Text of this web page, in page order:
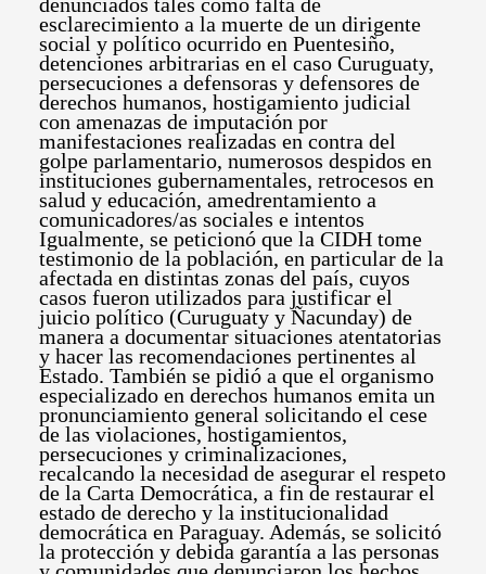
esclarecimiento a la muerte de un dirigente
social y político ocurrido en Puentesiño,
detenciones arbitrarias en el caso Curuguaty,
persecuciones a defensoras y defensores de
derechos humanos, hostigamiento judicial
con amenazas de imputación por
manifestaciones realizadas en contra del
golpe parlamentario, numerosos despidos en
instituciones gubernamentales, retrocesos en
salud y educación, amedrentamiento a
comunicadores/as sociales e intentos
Igualmente, se peticionó que la CIDH tome
testimonio de la población, en particular de la
afectada en distintas zonas del país, cuyos
casos fueron utilizados para justificar el
juicio político (Curuguaty y Ñacunday) de
manera a documentar situaciones atentatorias
y hacer las recomendaciones pertinentes al
Estado. También se pidió a que el organismo
especializado en derechos humanos emita un
pronunciamiento general solicitando el cese
de las violaciones, hostigamientos,
persecuciones y criminalizaciones,
recalcando la necesidad de asegurar el respeto
de la Carta Democrática, a fin de restaurar el
estado de derecho y la institucionalidad
democrática en Paraguay. Además, se solicitó
la protección y debida garantía a las personas